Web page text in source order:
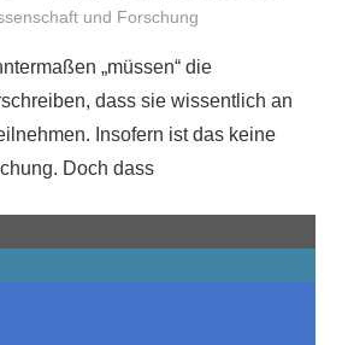
und Forschung
„müssen“ die
dass sie wissentlich an
Insofern ist das keine
Doch dass